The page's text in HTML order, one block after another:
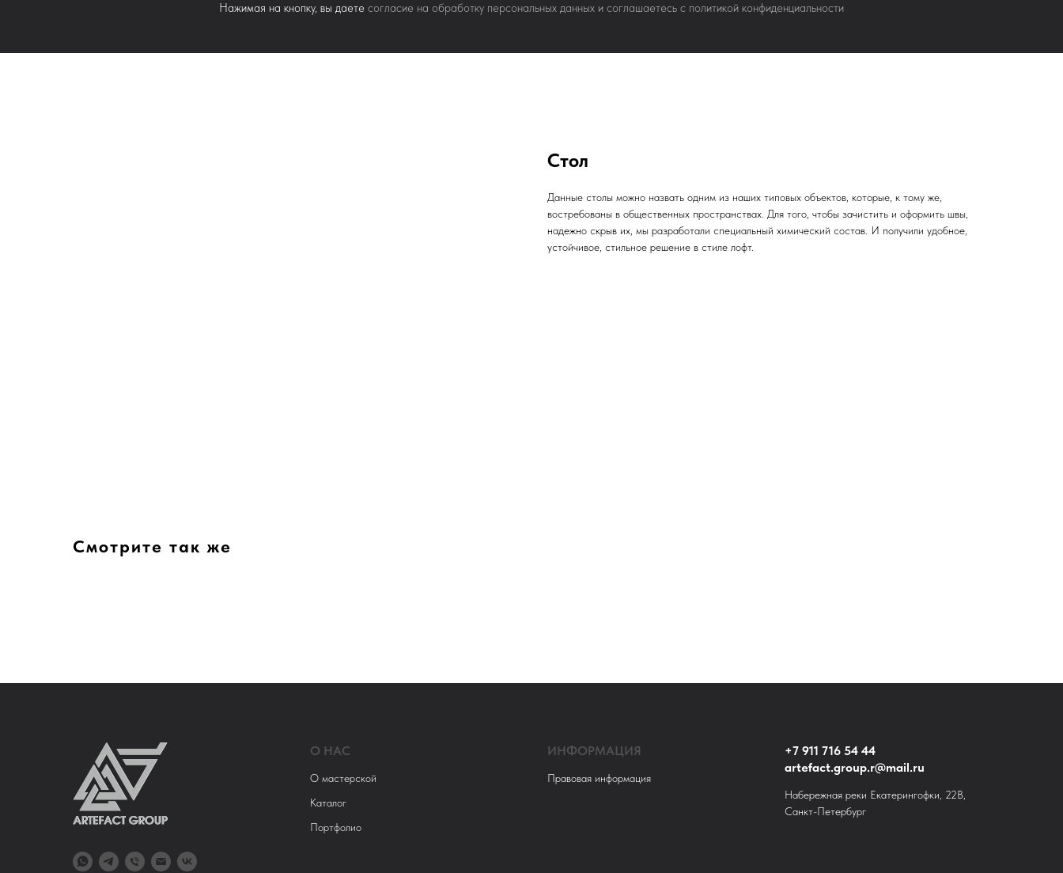
Нажимая на кнопку, вы даете согласие на обработку персональных данных и соглашаетесь c политикой конфиденциальности
Стол
Данные столы можно назвать одним из наших типовых объектов, которые, к тому же,
востребованы в общественных пространствах. Для того, чтобы зачистить и оформить швы,
надежно скрыв их, мы разработали специальный химический состав. И получили удобное,
устойчивое, стильное решение в стиле лофт.
Смотрите так же
О НАС
О мастерской
Каталог
Портфолио
ИНФОРМАЦИЯ
Правовая информация
+7 911 716 54 44
artefact.group.r@mail.ru
Набережная реки Екатерингофки, 22В,
Санкт-Петербург